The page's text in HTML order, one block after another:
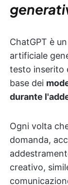
ChatGPT è
artificiale
testo inserito
base dei
durante
Ogni volta
domanda,
creativo,